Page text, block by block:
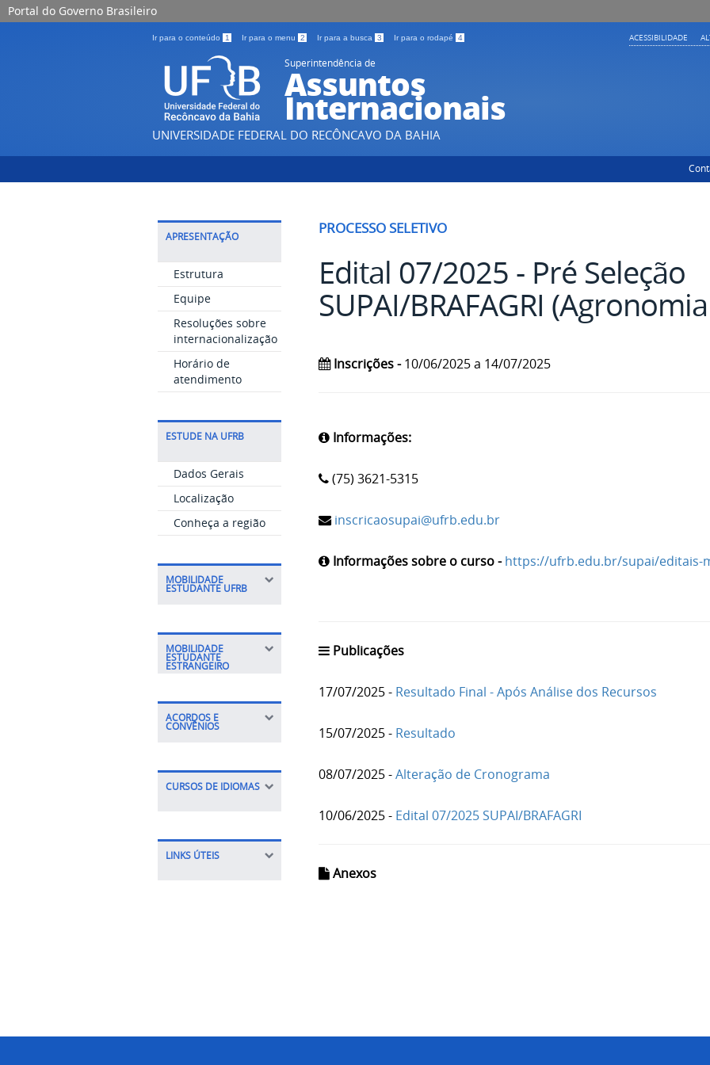
Portal do Governo Brasileiro
Ir para o conteúdo 1 Ir para o menu 2 Ir para a busca 3 Ir para o rodapé 4 ACESSIBILIDADE
Superintendência de
Assuntos
Internacionais
UNIVERSIDADE FEDERAL DO RECÔNCAVO DA BAHIA
APRESENTAÇÃO
Estrutura
Equipe
Resoluções sobre
internacionalização
Horário de
atendimento
ESTUDE NA UFRB
Dados Gerais
Localização
Conheça a região
MOBILIDADE
ESTUDANTE UFRB
MOBILIDADE
ESTUDANTE
ESTRANGEIRO
ACORDOS E
CONVÊNIOS
CURSOS DE IDIOMAS
LINKS ÚTEIS
PROCESSO SELETIVO
Edital 07/2025 - Pré Seleção
SUPAI/BRAFAGRI
Inscrições -10/06/2025 a 14/07/2025
Informações:
(75) 3621-5315
inscricaosupai@ufrb.edu.br
Informações sobre o curso - https://ufrb.edu.br/supai/editais-
Publicações
17/07/2025 - Resultado Final - Após Análise dos Recursos
15/07/2025 - Resultado
08/07/2025 -Alteração de Cronograma
10/06/2025 - Edital 07/2025 SUPAI/BRAFAGRI
Anexos